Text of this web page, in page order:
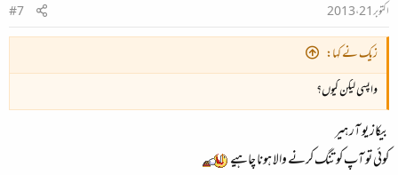
اکتوبر 21، 2013
#7
زیک نے کہا:
واپسی لیکن کیوں؟
بیکاز یو آر ہیر
کوئی تو آپ کو تنگ کرنے والا ہونا چاہیے